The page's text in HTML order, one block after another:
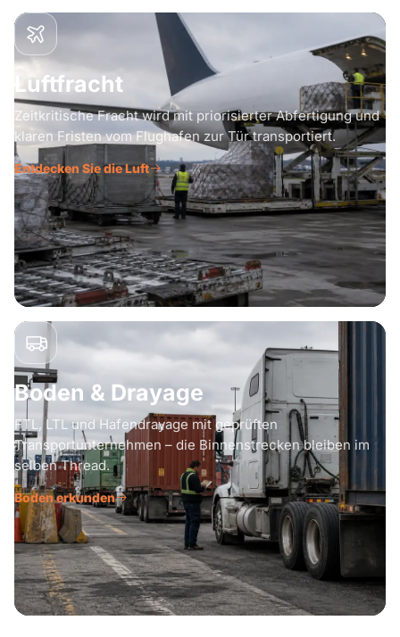
Luftfracht
Zeitkritische Fracht wird mit priorisierter Abfertigung und
klaren Fristen vom Flughafen zur Tür transportiert.
Entdecken Sie die Luft
Boden & Drayage
FTL, LTL und Hafendrayage mit geprüften
Transportunternehmen – die Binnenstrecken bleiben im
selben Thread.
Boden erkunden